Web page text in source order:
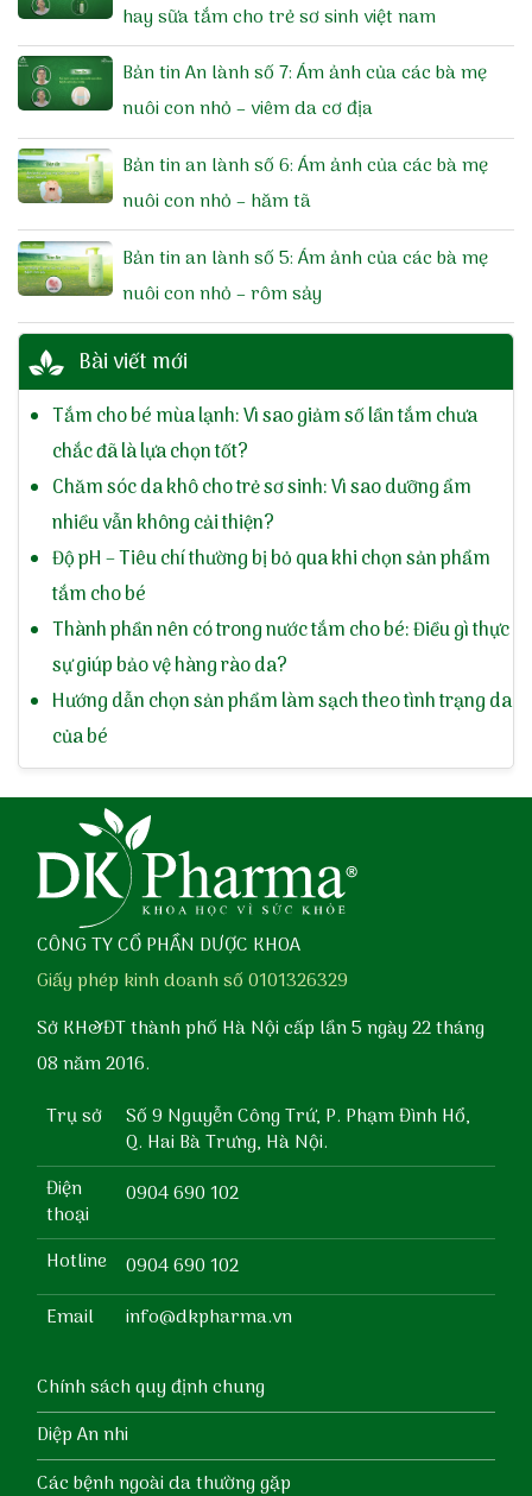
hay sữa tắm cho trẻ sơ sinh việt nam
Bản tin An lành số 7: Ám ảnh của các bà mẹ
nuôi con nhỏ – viêm da cơ địa
Bản tin an lành số 6: Ám ảnh của các bà mẹ
nuôi con nhỏ – hăm tã
Bản tin an lành số 5: Ám ảnh của các bà mẹ
nuôi con nhỏ – rôm sảy
Bài viết mới
Tắm cho bé mùa lạnh: Vì sao giảm số lần tắm chưa
chắc đã là lựa chọn tốt?
Chăm sóc da khô cho trẻ sơ sinh: Vì sao dưỡng ẩm
nhiều vẫn không cải thiện?
Độ pH – Tiêu chí thường bị bỏ qua khi chọn sản phẩm
tắm cho bé
Thành phần nên có trong nước tắm cho bé: Điều gì thực
sự giúp bảo vệ hàng rào da?
Hướng dẫn chọn sản phẩm làm sạch theo tình trạng da
của bé
CÔNG TY CỔ PHẦN DƯỢC KHOA
Giấy phép kinh doanh số 0101326329
Sở KH&ĐT thành phố Hà Nội cấp lần 5 ngày 22 tháng
08 năm 2016.
Trụ sở
Số 9 Nguyễn Công Trứ, P. Phạm Đình Hổ,
Q. Hai Bà Trưng, Hà Nội.
Điện
thoại
0904 690 102
Hotline
0904 690 102
Email
info@dkpharma.vn
Chính sách quy định chung
Diệp An nhi
Các bệnh ngoài da thường gặp